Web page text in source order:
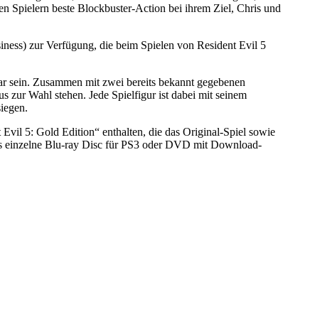
Spielern beste Blockbuster-Action bei ihrem Ziel, Chris und
zur Verfügung, die beim Spielen von Resident Evil 5
Zusammen mit zwei bereits bekannt gegebenen
zur Wahl stehen. Jede Spielfigur ist dabei mit seinem
Evil 5: Gold Edition“ enthalten, die das Original-Spiel sowie
einzelne Blu-ray Disc für PS3 oder DVD mit Download-